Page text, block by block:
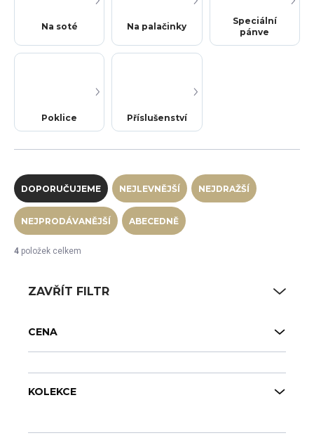
Na soté Na palačinky
Speciální
pánve
Poklice Příslušenství
Řazení produktů
DOPORUČUJEME NEJLEVNĚJŠÍ NEJDRAŽŠÍ
NEJPRODÁVANĚJŠÍ ABECEDNĚ
4 položek celkem
ZAVŘÍT FILTR
CENA
KOLEKCE